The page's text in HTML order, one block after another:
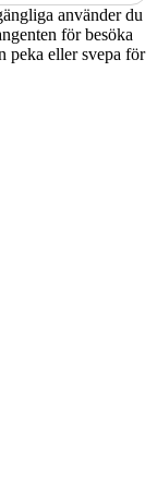
använder du
för besöka
peka eller svepa för